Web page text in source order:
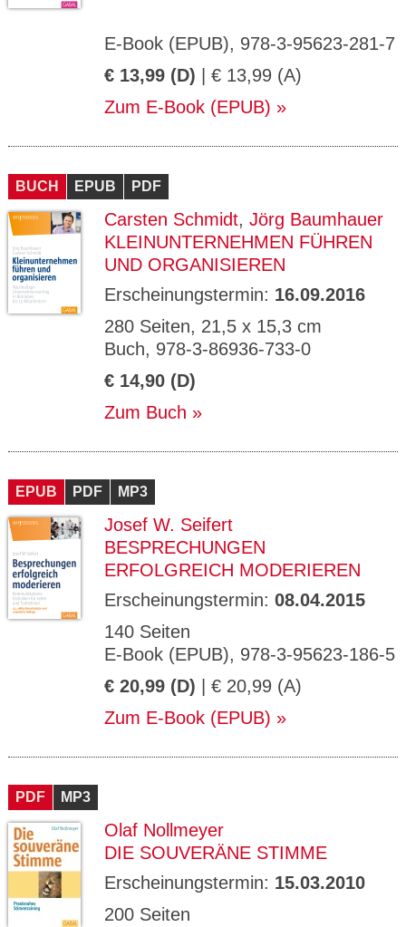
E-Book (EPUB), 978-3-95623-281-7
€ 13,99 (D) | € 13,99 (A)
Zum E-Book (EPUB)
BUCH EPUB PDF
Carsten Schmidt, Jörg Baumhauer
KLEINUNTERNEHMEN FÜHREN
UND ORGANISIEREN
Erscheinungstermin: 16.09.2016
280 Seiten, 21,5 x 15,3 cm
Buch, 978-3-86936-733-0
€ 14,90 (D)
Zum Buch
EPUB PDF MP3
Josef W. Seifert
BESPRECHUNGEN
ERFOLGREICH MODERIEREN
Erscheinungstermin: 08.04.2015
140 Seiten
E-Book (EPUB), 978-3-95623-186-5
€ 20,99 (D) | € 20,99 (A)
Zum E-Book (EPUB)
PDF MP3
Olaf Nollmeyer
DIE SOUVERÄNE STIMME
Erscheinungstermin: 15.03.2010
200 Seiten